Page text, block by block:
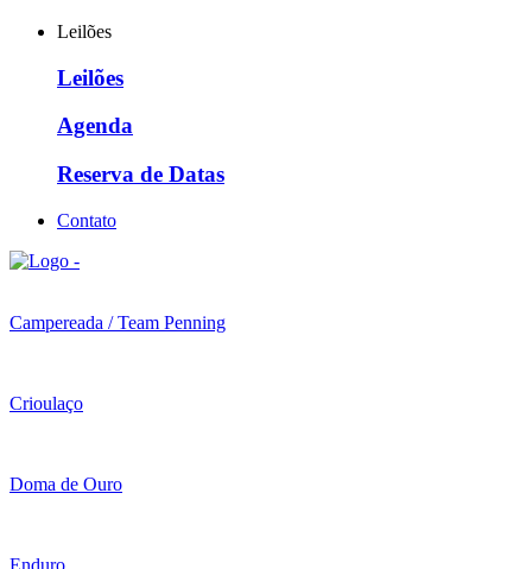
Leilões
Leilões
Agenda
Reserva de Datas
Contato
Campereada / Team Penning
Crioulaço
Doma de Ouro
Enduro